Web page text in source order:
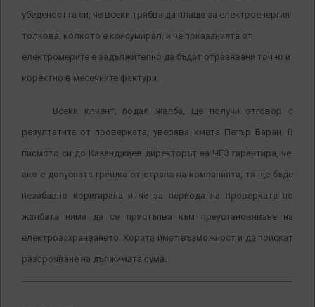
убедеността си, че всеки трябва да плаща за електроенергия
толкова, колкото е консумирал, и че показанията от
електромерите е задължително да бъдат отразявани точно и
коректно в месечните фактури.
Всеки клиент, подал жалба, ще получи отговор с
резултатите от проверката, уверява кмета Петър Баран. В
писмото си до Казанджиев директорът на ЧЕЗ гарантира, че,
ако е допусната грешка от страна на компанията, тя ще бъде
незабавно коригирана и че за периода на проверката по
жалбата няма да се пристъпва към преустановяване на
електрозахранването. Хората имат възможност и да поискат
разсрочване на дължимата сума.